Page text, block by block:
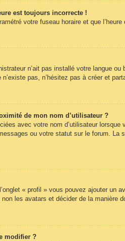
est toujours incorrecte !
votre fuseau horaire et que
n’ait pas installé votre langue
pas, n’hésitez pas à créer et
de mon nom d’utilisateur ?
avec votre nom d’utilisateur
ou votre statut sur le forum. La
« profil » vous pouvez ajouter un
non les avatars et décider de la
modifier ?